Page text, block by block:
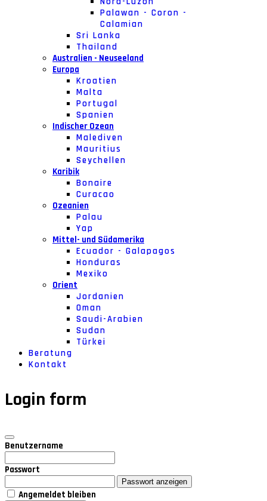
Palawan - Coron -
Calamian
Sri Lanka
Thailand
Australien - Neuseeland
Europa
Kroatien
Malta
Portugal
Spanien
Indischer Ozean
Malediven
Mauritius
Seychellen
Karibik
Bonaire
Curacao
Ozeanien
Palau
Yap
Mittel- und Südamerika
Ecuador - Galapagos
Honduras
Mexiko
Orient
Jordanien
Oman
Saudi-Arabien
Sudan
Türkei
Beratung
Kontakt
Login form
Benutzername
Passwort
Passwort anzeigen
Angemeldet bleiben